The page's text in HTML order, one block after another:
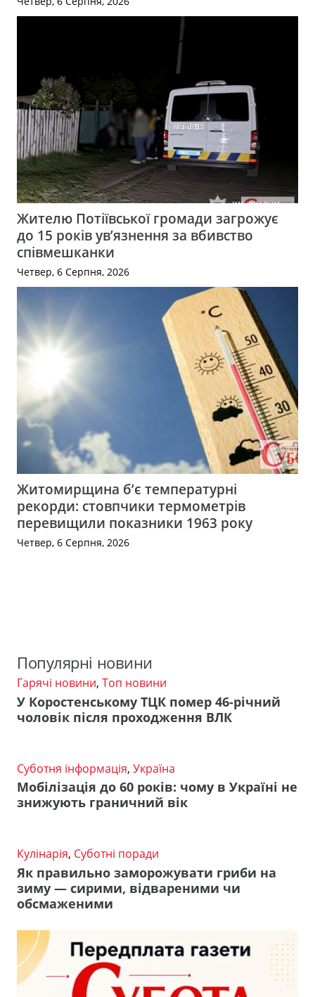
Жителю Потіївської громади загрожує
до 15 років ув’язнення за вбивство
співмешканки
Четвер, 6 Серпня, 2026
Житомирщина б’є температурні
рекорди: стовпчики термометрів
перевищили показники 1963 року
Четвер, 6 Серпня, 2026
Популярні новини
Гарячі новини, Топ новини
У Коростенському ТЦК помер 46-річний
чоловік після проходження ВЛК
Суботня інформація, Україна
Мобілізація до 60 років: чому в Україні не
знижують граничний вік
Кулінарія, Суботні поради
Як правильно заморожувати гриби на
зиму — сирими, відвареними чи
обсмаженими